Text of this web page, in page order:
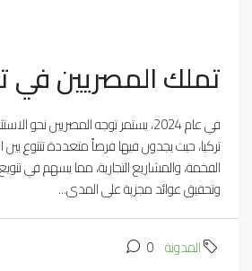
تملك المصريين في
في عام 2024، يستمر توجه المصريين نحو
تركيا، حيث يجدون فيها فرصاً متعددة تتنوع بين
الفخمة، والمشاريع التجارية، مما يسهم في
وتحقيق عوائد مجزية على المدى...
المدونة 0